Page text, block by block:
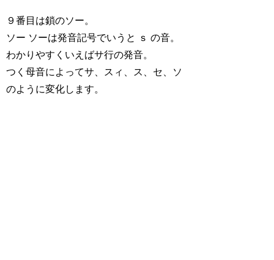
９番目は鎖のソー。
ソー ソーは発音記号でいうと ｓ の音。
わかりやすくいえばサ行の発音。
つく母音によってサ、スィ、ス、セ、ソ
のように変化します。